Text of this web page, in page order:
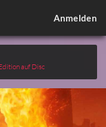
Anmelden
auf Disc